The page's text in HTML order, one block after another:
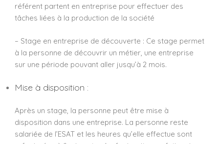
référent partent en entreprise pour effectuer des
tâches liées à la production de la société
– Stage en entreprise de découverte : Ce stage permet
à la personne de découvrir un métier, une entreprise
sur une période pouvant aller jusqu’à 2 mois.
Mise à disposition :
Après un stage, la personne peut être mise à
disposition dans une entreprise. La personne reste
salariée de l’ESAT et les heures qu’elle effectue sont